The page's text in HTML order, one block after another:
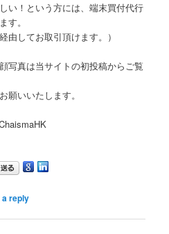
い！という方には、端末買付代行
す。
由してお取引頂けます。）
写真は当サイトの初投稿からご覧
願いいたします。
a reply